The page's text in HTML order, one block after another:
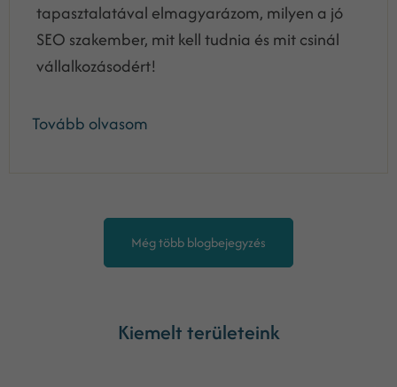
tapasztalatával elmagyarázom, milyen a jó
SEO szakember, mit kell tudnia és mit csinál
vállalkozásodért!
Tovább olvasom
Még több blogbejegyzés
Kiemelt területeink